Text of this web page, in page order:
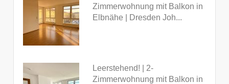
Zimmerwohnung mit Balkon in
Elbnähe | Dresden Joh...
Leerstehend! | 2-
Zimmerwohnung mit Balkon in